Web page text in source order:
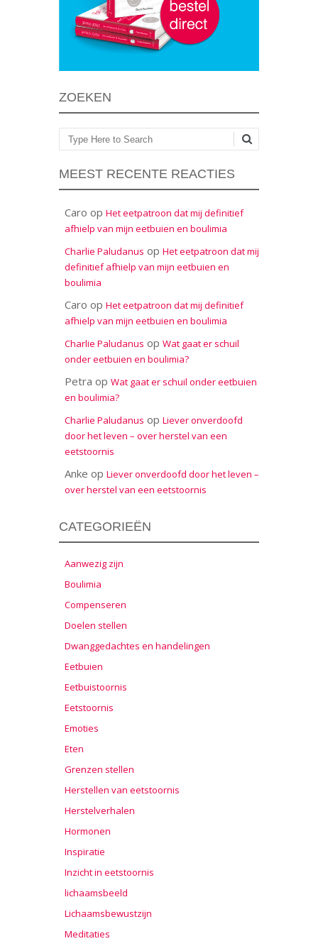
ZOEKEN
Zoeken
MEEST RECENTE REACTIES
Caro op Het eetpatroon dat mij definitief
afhielp van mijn eetbuien en boulimia
Charlie Paludanus op Het eetpatroon dat mij
definitief afhielp van mijn eetbuien en
boulimia
Caro op Het eetpatroon dat mij definitief
afhielp van mijn eetbuien en boulimia
Charlie Paludanus op Wat gaat er schuil
onder eetbuien en boulimia?
Petra op Wat gaat er schuil onder eetbuien
en boulimia?
Charlie Paludanus op Liever onverdoofd
door het leven – over herstel van een
eetstoornis
Anke op Liever onverdoofd door het leven –
over herstel van een eetstoornis
CATEGORIEËN
Aanwezig zijn
Boulimia
Compenseren
Doelen stellen
Dwanggedachtes en handelingen
Eetbuien
Eetbuistoornis
Eetstoornis
Emoties
Eten
Grenzen stellen
Herstellen van eetstoornis
Herstelverhalen
Hormonen
Inspiratie
Inzicht in eetstoornis
lichaamsbeeld
Lichaamsbewustzijn
Meditaties